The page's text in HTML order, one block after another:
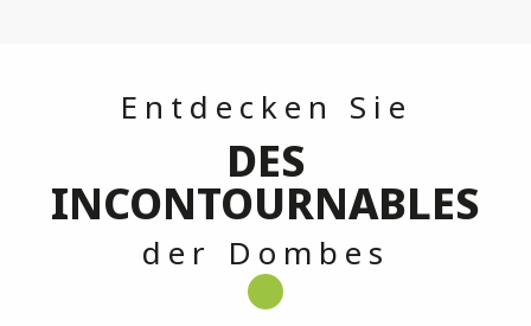
Entdecken Sie
DES
INCONTOURNABLES
der Dombes